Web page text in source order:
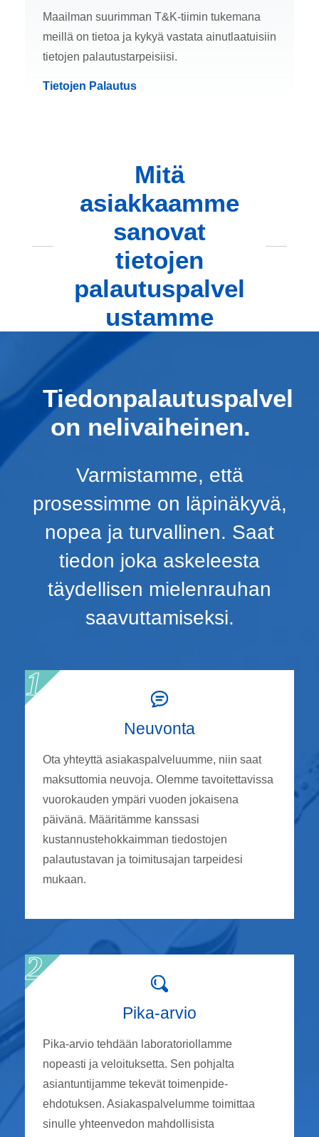
Maailman suurimman T&K-tiimin tukemana
meillä on tietoa ja kykyä vastata ainutlaatuisiin
tietojen palautustarpeisiisi.
Tietojen Palautus
Mitä
asiakkaamme
sanovat
tietojen
palautuspalvel
ustamme
on nelivaiheinen.
Varmistamme, että
prosessimme on läpinäkyvä,
nopea ja turvallinen. Saat
tiedon joka askeleesta
täydellisen mielenrauhan
saavuttamiseksi.
Neuvonta
Ota yhteyttä asiakaspalveluumme, niin saat
maksuttomia neuvoja. Olemme tavoitettavissa
vuorokauden ympäri vuoden jokaisena
päivänä. Määritämme kanssasi
kustannustehokkaimman tiedostojen
palautustavan ja toimitusajan tarpeidesi
mukaan.
Pika-arvio
Pika-arvio tehdään laboratoriollamme
nopeasti ja veloituksetta. Sen pohjalta
asiantuntijamme tekevät toimenpide-
ehdotuksen. Asiakaspalvelumme toimittaa
sinulle yhteenvedon mahdollisista